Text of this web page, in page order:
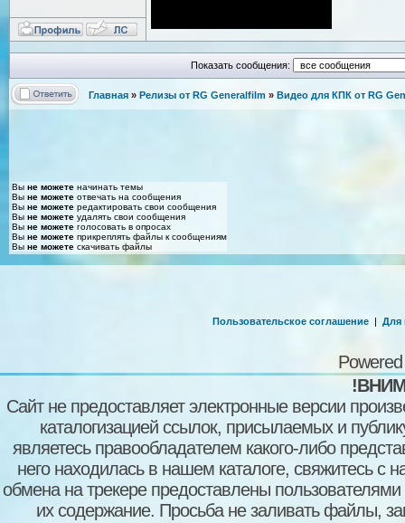
Показать сообщения:
Главная » Релизы от RG Generalfilm » Видео для КПК от RG
Вы не можете начинать темы
Вы не можете отвечать на сообщения
Вы не можете редактировать свои сообщения
Вы не можете удалять свои сообщения
Вы не можете голосовать в опросах
Вы не можете прикреплять файлы к сообщениям
Вы не можете скачивать файлы
Пользовательское соглашение | Для
Сайт не предоставляет электронные версии
каталогизацией ссылок, присылаемых и
являетесь правообладателем какого-либо
него находилась в нашем каталоге, свяжитесь
обмена на трекере предоставлены пользователями
их содержание. Просьба не заливать файлы,